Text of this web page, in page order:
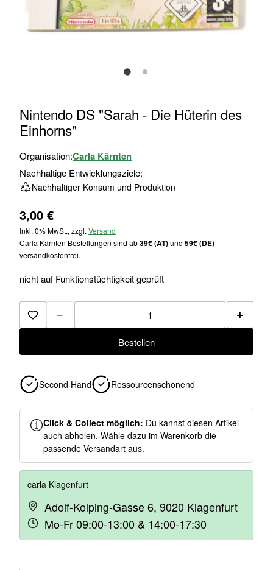
Anfang
der
springen
Nintendo DS "Sarah - Die Hüterin des
Einhorns"
Organisation:Carla Kärnten
Nachhaltige Entwicklungsziele:
Nachhaltiger Konsum und Produktion
3,00 €
Inkl. 0% MwSt., zzgl. Versand
Carla Kärnten Bestellungen sind ab39€ (AT)und 59€ (DE)
versandkostenfrei.
nicht auf Funktionstüchtigkeit geprüft
Zur Merkliste hinzufügen
− +
Bestellen
Second Hand Ressourcenschonend
Click & Collect möglich: Du kannst diesen Artikel
auch abholen. Wähle dazu im Warenkorb die
passende Versandart aus.
carla Klagenfurt
Adolf-Kolping-Gasse 6, 9020 Klagenfurt
Mo-Fr 09:00-13:00 & 14:00-17:30